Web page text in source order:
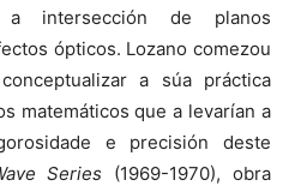
a intersección de planos
ópticos. Lozano comezou
a súa práctica
matemáticos que a levarían a
e precisión deste
Series (1969-1970), obra